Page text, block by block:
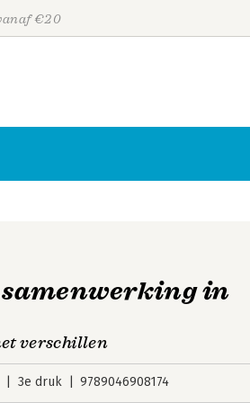
€20
in
verschillen
3e druk 9789046908174
Personen